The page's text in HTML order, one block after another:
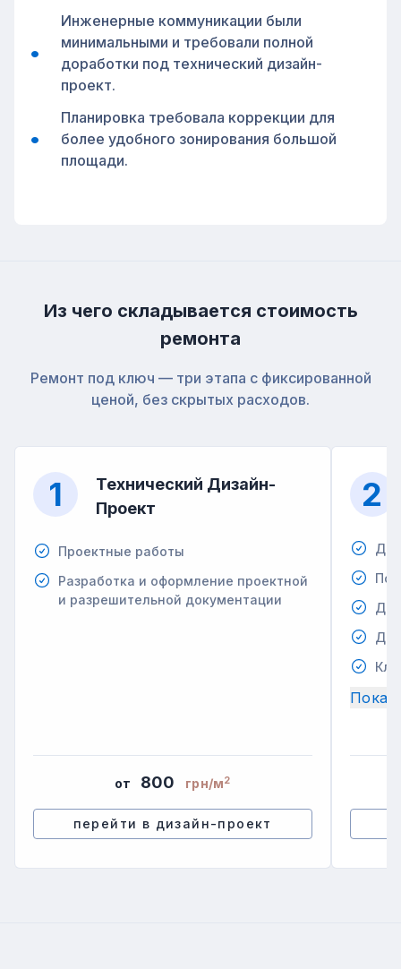
Инженерные коммуникации были
минимальными и требовали полной
доработки под технический дизайн-
проект.
Планировка требовала коррекции для
более удобного зонирования большой
площади.
Из чего складывается стоимость
ремонта
Ремонт под ключ — три этапа с фиксированной
ценой, без скрытых расходов.
1
Технический Дизайн-
Проект
Проектные работы
Разработка и оформление проектной
и разрешительной документации
от 800 грн/м2
перейти в дизайн-проект
2